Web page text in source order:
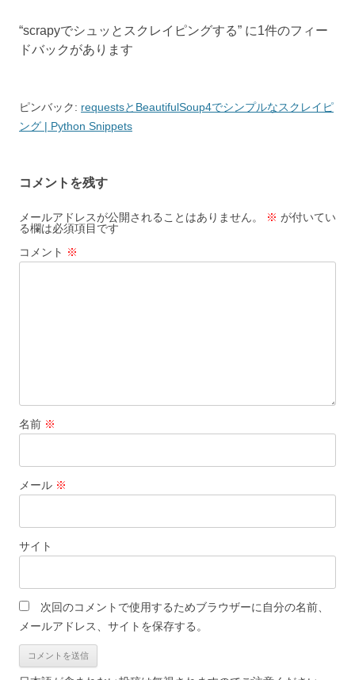
ナ
ー
シ
“scrapyでシュッとスクレイピングする” に1件のフィー
ドバックがあります
ピンバック: requestsとBeautifulSoup4でシンプルなスクレイピ
ング | Python Snippets
コメントを残す
メールアドレスが公開されることはありません。 ※ が付いてい
る欄は必須項目です
コメント ※
名前 ※
メール ※
サイト
次回のコメントで使用するためブラウザーに自分の名前、
メールアドレス、サイトを保存する。